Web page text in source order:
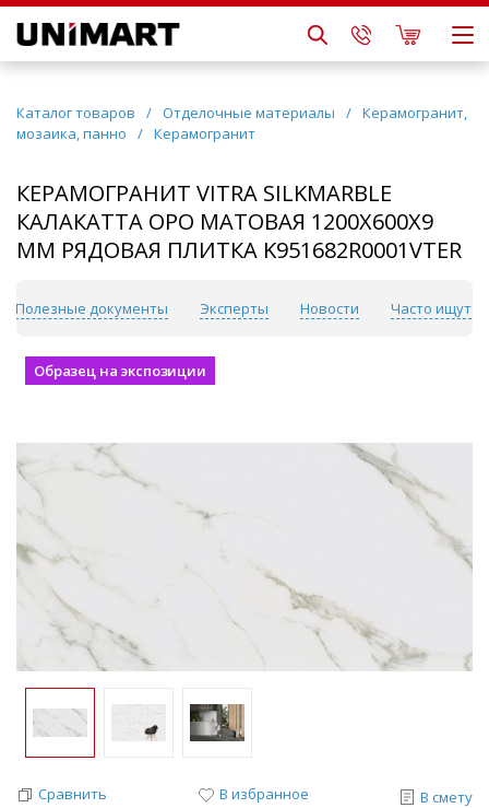
Каталог товаров / Отделочные материалы / Керамогранит,
мозаика, панно
/ Керамогранит
КЕРАМОГРАНИТ VITRA SILKMARBLE
КАЛАКАТТА ОРО МАТОВАЯ 1200Х600Х9
ММ РЯДОВАЯ ПЛИТКА K951682R0001VTER
Полезные документы Эксперты Новости Часто ищут
Образец на экспозиции
Сравнить В избранное В смету